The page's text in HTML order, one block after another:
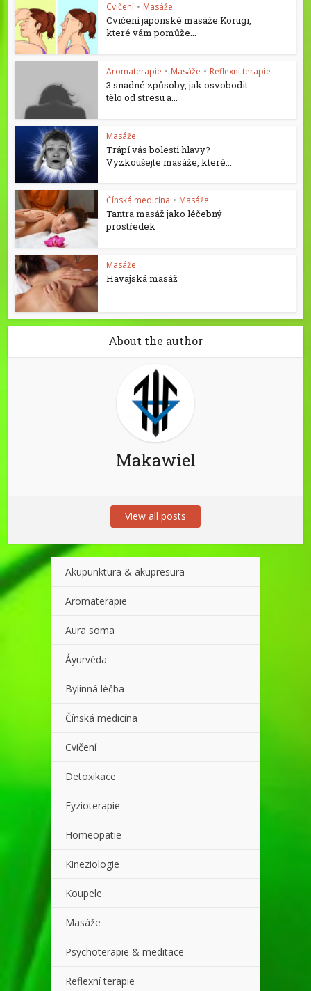
Cvičení • Masáže
Cvičení japonské masáže Korugi,
které vám pomůže...
Aromaterapie • Masáže • Reflexní terapie
3 snadné způsoby, jak osvobodit
tělo od stresu a...
Masáže
Trápí vás bolesti hlavy?
Vyzkoušejte masáže, které...
Čínská medicína • Masáže
Tantra masáž jako léčebný
prostředek
Masáže
Havajská masáž
About the author
Makawiel
View all posts
Akupunktura & akupresura
Aromaterapie
Aura soma
Áyurvéda
Bylinná léčba
Čínská medicína
Cvičení
Detoxikace
Fyzioterapie
Homeopatie
Kineziologie
Koupele
Masáže
Psychoterapie & meditace
Reflexní terapie